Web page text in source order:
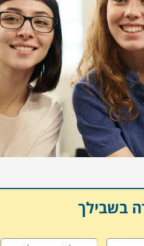
בשבילך